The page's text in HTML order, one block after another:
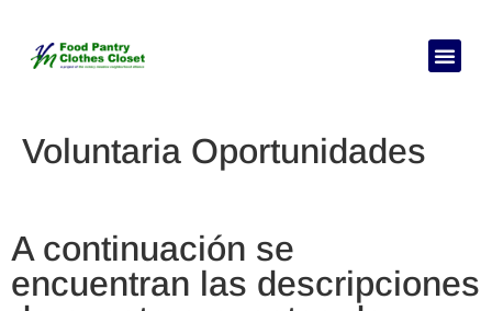
Voluntaria Oportunidades
A continuación se
encuentran las descripciones